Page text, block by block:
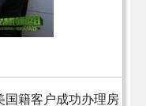
国籍客户成功办理房